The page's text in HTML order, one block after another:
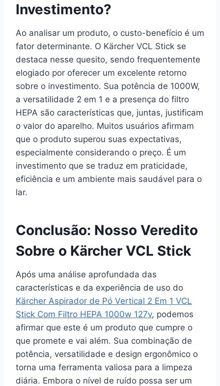
Investimento?
Ao analisar um produto, o custo-benefício é um
fator determinante. O Kärcher VCL Stick se
destaca nesse quesito, sendo frequentemente
elogiado por oferecer um excelente retorno
sobre o investimento. Sua potência de 1000W,
a versatilidade 2 em 1 e a presença do filtro
HEPA são características que, juntas, justificam
o valor do aparelho. Muitos usuários afirmam
que o produto superou suas expectativas,
especialmente considerando o preço. É um
investimento que se traduz em praticidade,
eficiência e um ambiente mais saudável para o
lar.
Conclusão: Nosso Veredito
Sobre o Kärcher VCL Stick
Após uma análise aprofundada das
características e da experiência de uso do
Kärcher Aspirador de Pó Vertical 2 Em 1 VCL
Stick Com Filtro HEPA 1000w 127v, podemos
afirmar que este é um produto que cumpre o
que promete e vai além. Sua combinação de
potência, versatilidade e design ergonômico o
torna uma ferramenta valiosa para a limpeza
diária. Embora o nível de ruído possa ser um